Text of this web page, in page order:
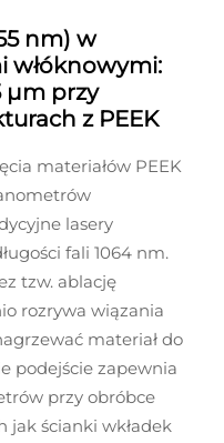
nm) w
włóknowymi:
μm przy
z PEEK
materiałów PEEK
lasery
fali 1064 nm.
tzw. ablację
rozrywa wiązania
materiał do
podejście zapewnia
przy obróbce
jak ścianki wkładek